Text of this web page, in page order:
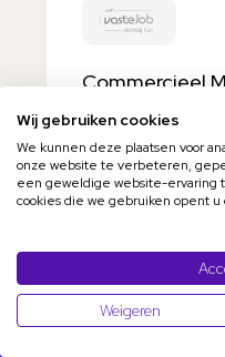
Deze website maakt gebruik
Accepteren
Commercieel
Binnendienst
Dordrecht€3.000
MBO
Je beschikt
vaardigheden,
als in het
schakelen met
Wij gebruiken cookies
We kunnen deze plaatsen voor
onze website te verbeteren,
een geweldige website-ervaring
cookies die we gebruiken opent
Weigeren